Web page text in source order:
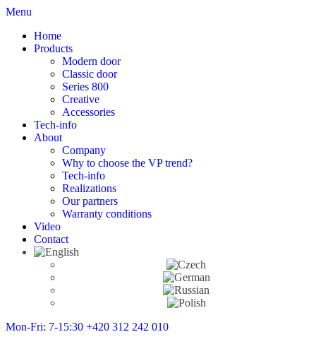
Menu
Home
Products
Modern door
Classic door
Series 800
Creative
Accessories
Tech-info
About
Company
Why to choose the VP trend?
Tech-info
Realizations
Our partners
Warranty conditions
Video
Contact
Mon-Fri: 7-15:30 +420 312 242 010